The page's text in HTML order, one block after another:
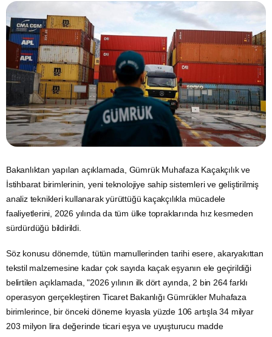
Bakanlıktan yapılan açıklamada, GümrükMuhafaza Kaçakçılıkve
İstihbarat birimlerinin, yeni teknolojiye sahip sistemleri ve geliştirilmiş
analiz teknikleri kullanarak yürüttüğü kaçakçılıkla mücadele
faaliyetlerini, 2026 yılında da tüm ülke topraklarında hız kesmeden
sürdürdüğü bildirildi.
Söz konusu dönemde,tütün mamullerinden tarihi esere, akaryakıttan
tekstil malzemesine kadar çok sayıda kaçak eşyanın ele geçirildiği
belirtilen açıklamada, "2026 yılının ilk dört ayında, 2 bin 264 farklı
operasyon gerçekleştirenTicaretBakanlığı Gümrükler Muhafaza
birimlerince, bir önceki döneme kıyasla yüzde 106 artışla 34 milyar
203 milyon lira değerinde ticari eşya ve uyuşturucu madde